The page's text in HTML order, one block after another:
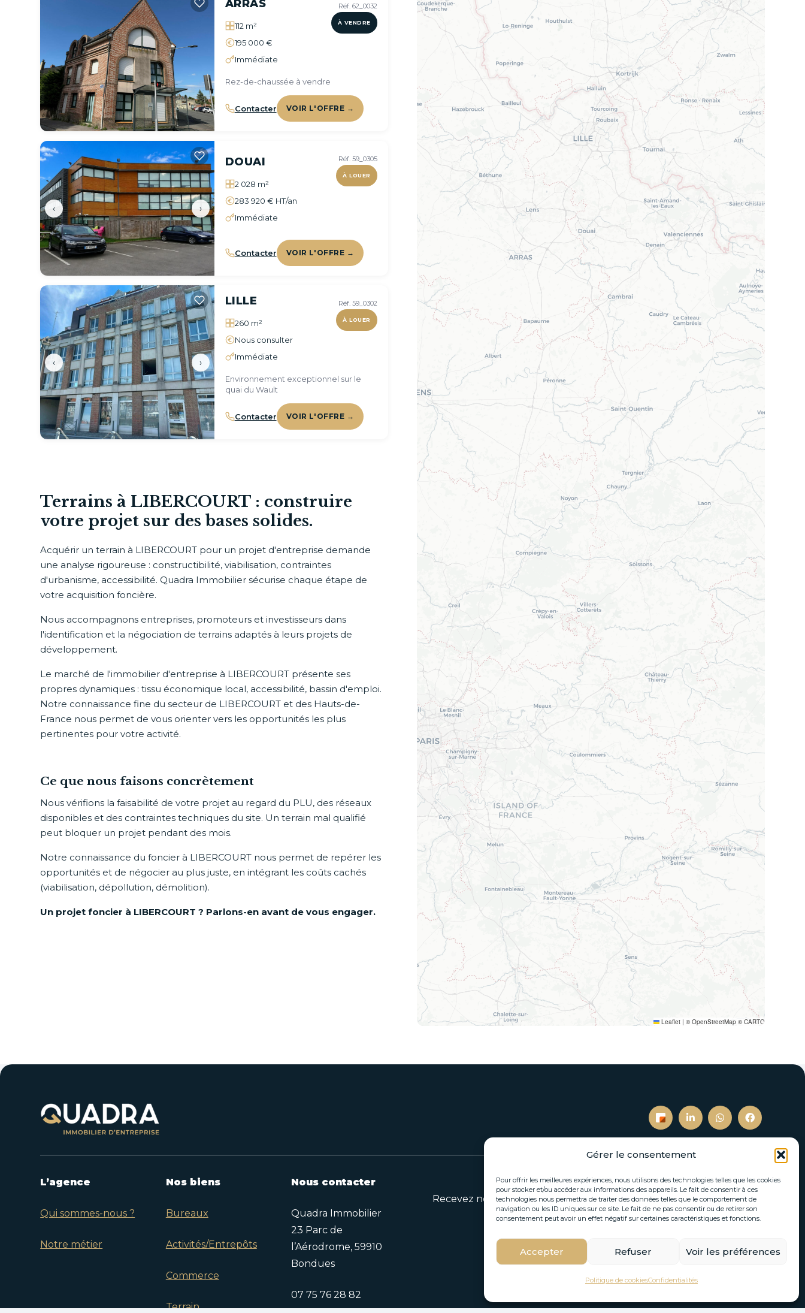
Gérer le consentement
Pour offrir les meilleures expériences, nous utilisons des technologies telles que les cookies
pour stocker et/ou accéder aux informations des appareils. Le fait de consentir à ces
technologies nous permettra de traiter des données telles que le comportement de
navigation ou les ID uniques sur ce site. Le fait de ne pas consentir ou de retirer son
consentement peut avoir un effet négatif sur certaines caractéristiques et fonctions.
Accepter Refuser Voir les préférences
Politique de cookiesConfidentialités
Réf. 62_0032
À VENDRE
ARRAS
112 m²
195 000 €
Immédiate
Rez-de-chaussée à vendre
Contacter VOIR L'OFFRE →
‹ ›
Réf. 59_0305
À LOUER
DOUAI
2 028 m²
283 920 € HT/an
Immédiate
Contacter VOIR L'OFFRE →
‹ ›
Réf. 59_0302
À LOUER
LILLE
260 m²
Nous consulter
Immédiate
Environnement exceptionnel sur le
quai du Wault
Contacter VOIR L'OFFRE →
Terrains à LIBERCOURT : construire
votre projet sur des bases solides.
Acquérir un terrain à LIBERCOURT pour un projet d'entreprise demande
une analyse rigoureuse : constructibilité, viabilisation, contraintes
d'urbanisme, accessibilité. Quadra Immobilier sécurise chaque étape de
votre acquisition foncière.
Nous accompagnons entreprises, promoteurs et investisseurs dans
l'identification et la négociation de terrains adaptés à leurs projets de
développement.
Le marché de l'immobilier d'entreprise à LIBERCOURT présente ses
propres dynamiques : tissu économique local, accessibilité, bassin d'emploi.
Notre connaissance fine du secteur de LIBERCOURT et des Hauts-de-
France nous permet de vous orienter vers les opportunités les plus
pertinentes pour votre activité.
Ce que nous faisons concrètement
Nous vérifions la faisabilité de votre projet au regard du PLU, des réseaux
disponibles et des contraintes techniques du site. Un terrain mal qualifié
peut bloquer un projet pendant des mois.
Notre connaissance du foncier à LIBERCOURT nous permet de repérer les
opportunités et de négocier au plus juste, en intégrant les coûts cachés
(viabilisation, dépollution, démolition).
Un projet foncier à LIBERCOURT ? Parlons-en avant de vous engager.
Leaflet | © OpenStreetMap © CARTO
L’agence
Qui sommes-nous ?
Notre métier
Nos biens
Bureaux
Activités/Entrepôts
Commerce
Terrain
Nous contacter
Quadra Immobilier
23 Parc de
l’Aérodrome, 59910
Bondues
07 75 76 28 82
S’inscrire à notre newsletter
Recevez nos opportunités immobilières et actualités directement par
email.
m
l
-
l